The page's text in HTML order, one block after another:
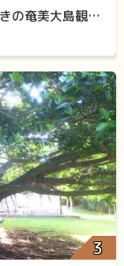
【エリア別】子供連れOK！とっておきの奄美大島観光スポット11選